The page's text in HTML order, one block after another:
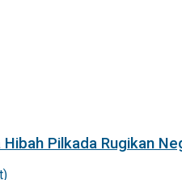
Pilkada Rugikan